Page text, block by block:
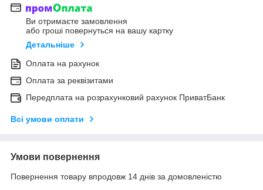
Ви отримаєте замовлення
або гроші повернуться на вашу картку
Детальніше
Оплата на рахунок
Оплата за реквізитами
Передплата на розрахунковий рахунок ПриватБанк
Всі умови оплати
Умови повернення
Повернення товару впродовж 14 днів за домовленістю